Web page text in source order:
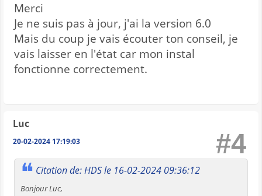
Merci
Je ne suis pas à jour, j'ai la version 6.0
Mais du coup je vais écouter ton conseil, je
vais laisser en l'état car mon instal
fonctionne correctement.
Luc
20-02-2024 17:19:03 #4
Citation de: HDS le 16-02-2024 09:36:12
Bonjour Luc,